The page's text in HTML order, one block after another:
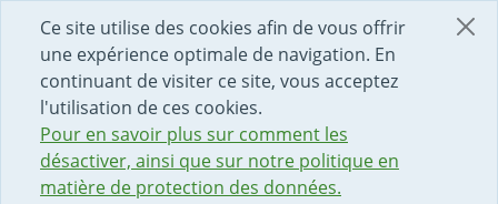
Ce site utilise des cookies afin de vous offrir
une expérience optimale de navigation. En
continuant de visiter ce site, vous acceptez
l'utilisation de ces cookies.
Pour en savoir plus sur comment les
désactiver, ainsi que sur notre politique en
matière de protection des données.
DÉBUT DU CONTENU DE LA PAGE
ACCÈS AU CHAMP DE RECHERCHE
PAGE D'ACCUEIL
FORMULAIRE DE CONTACT